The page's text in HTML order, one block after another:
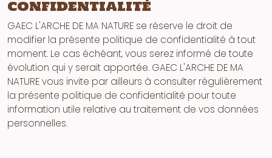
confidentialité
GAEC L'ARCHE DE MA NATURE se réserve le droit de
modifier la présente politique de confidentialité à tout
moment. Le cas échéant, vous serez informé de toute
évolution qui y serait apportée. GAEC L'ARCHE DE MA
NATURE vous invite par ailleurs à consulter régulièrement
la présente politique de confidentialité pour toute
information utile relative au traitement de vos données
personnelles.